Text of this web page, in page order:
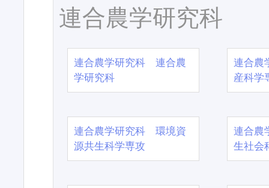
連合農学研究科
連合農学研究科 連合農
学研究科
連合農
産科学
連合農学研究科 環境資
源共生科学専攻
連合農
生社会